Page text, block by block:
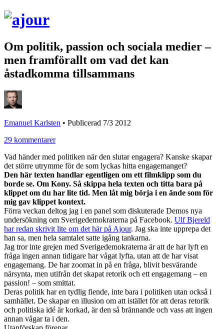
Om politik, passion och sociala medier –
men framförallt om vad det kan
åstadkomma tillsammans
Emanuel Karlsten • Publicerad 7/3 2012
29 kommentarer
Vad händer med politiken när den slutar engagera? Kanske skapar
det större utrymme för de som lyckas hitta engagemanget?
Den här texten handlar egentligen om ett filmklipp som du
borde se. Om Kony. Så skippa hela texten och titta bara på
klippet om du har lite tid. Men låt mig börja i en ände som för
mig gav klippet kontext.
Förra veckan deltog jag i en panel som diskuterade Demos nya
undersökning om Sverigedemokraterna på Facebook. Ulf Bjereld
har redan skrivit lite om det här på Ajour. Jag ska inte upprepa det
han sa, men hela samtalet satte igång tankarna.
Jag tror inte grejen med Sverigedemokraterna är att de har lyft en
fråga ingen annan tidigare har vågat lyfta, utan att de har visat
engagemang. De har zoomat in på en fråga, blivit besvärande
närsynta, men utifrån det skapat retorik och ett engagemang – en
passion! – som smittat.
Deras politik har en tydlig fiende, inte bara i politiken utan också i
samhället. De skapar en illusion om att istället för att deras retorik
och politiska idé är korkad, är den så brännande och vass att ingen
annan vågar ta i den.